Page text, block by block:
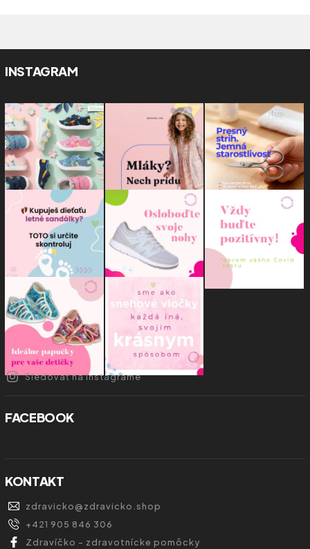
INSTAGRAM
Sledovať na Instagrame
FACEBOOK
KONTAKT
zdravicko@zdravicko.shop
+421 905 846 306
Zdravíčko - zdravotnícke pomôcky